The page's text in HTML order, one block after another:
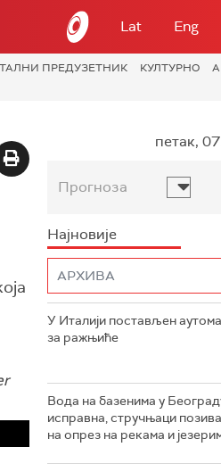
Lat Eng
ПРЕДУЗЕТНИК КУЛТУРНО
петак,
Прогноза
Најновије
У Италији постављен
за ражњиће
Вода на базенима у
исправна, стручњаци
на опрез на рекама и